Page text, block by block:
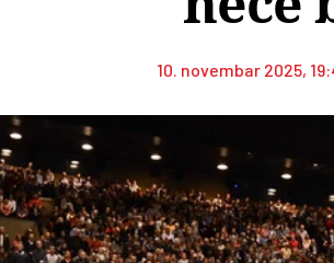
10. novembar 2025,